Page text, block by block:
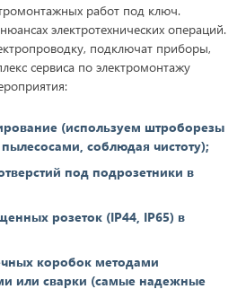
работ под ключ.
электротехнических операций.
подключат приборы,
сервиса по электромонтажу
(используем штроборезы
соблюдая чистоту);
под подрозетники в
розеток (IP44, IP65) в
коробок методами
или сварки (самые надежные